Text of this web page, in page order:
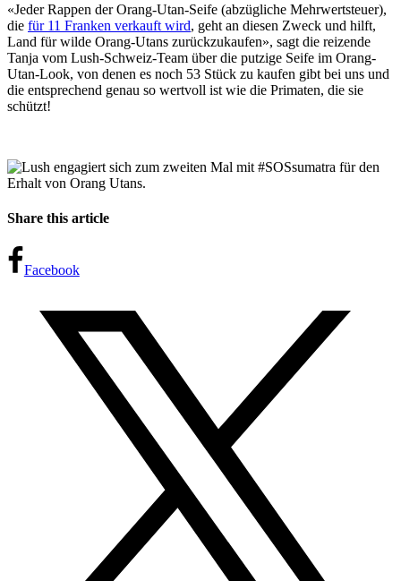
«Jeder Rappen der Orang-Utan-Seife (abzügliche Mehrwertsteuer),
die für 11 Franken verkauft wird, geht an diesen Zweck und hilft,
Land für wilde Orang-Utans zurückzukaufen», sagt die reizende
Tanja vom Lush-Schweiz-Team über die putzige Seife im Orang-
Utan-Look, von denen es noch 53 Stück zu kaufen gibt bei uns und
die entsprechend genau so wertvoll ist wie die Primaten, die sie
schützt!
Share this article
Facebook